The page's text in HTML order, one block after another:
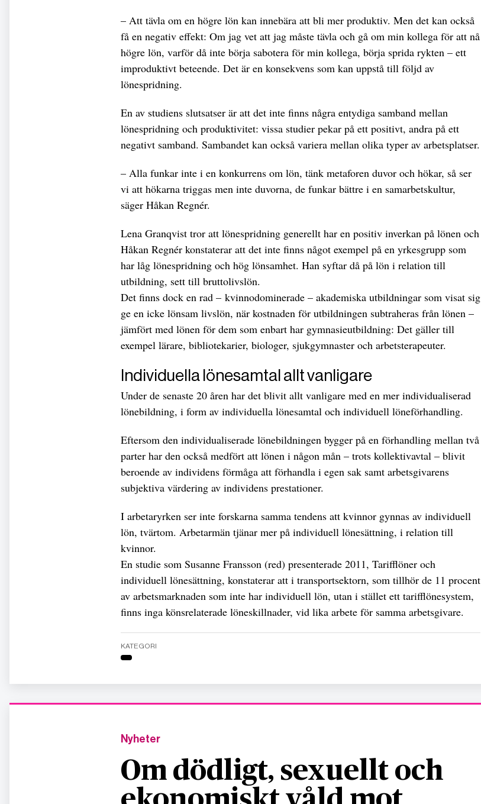
– Att tävla om en högre lön kan innebära att bli mer produktiv. Men det kan också
få en negativ effekt: Om jag vet att jag måste tävla och gå om min kollega för att nå
högre lön, varför då inte börja sabotera för min kollega, börja sprida rykten – ett
improduktivt beteende. Det är en konsekvens som kan uppstå till följd av
lönespridning.
En av studiens slutsatser är att det inte finns några entydiga samband mellan
lönespridning och produktivitet: vissa studier pekar på ett positivt, andra på ett
negativt samband. Sambandet kan också variera mellan olika typer av arbetsplatser.
– Alla funkar inte i en konkurrens om lön, tänk metaforen duvor och hökar, så ser
vi att hökarna triggas men inte duvorna, de funkar bättre i en samarbetskultur,
säger Håkan Regnér.
Lena Granqvist tror att lönespridning generellt har en positiv inverkan på lönen och
Håkan Regnér konstaterar att det inte finns något exempel på en yrkesgrupp som
har låg lönespridning och hög lönsamhet. Han syftar då på lön i relation till
utbildning, sett till bruttolivslön.
Det finns dock en rad – kvinnodominerade – akademiska utbildningar som visat sig
ge en icke lönsam livslön, när kostnaden för utbildningen subtraheras från lönen –
jämfört med lönen för dem som enbart har gymnasieutbildning: Det gäller till
exempel lärare, bibliotekarier, biologer, sjukgymnaster och arbetsterapeuter.
Individuella lönesamtal allt vanligare
Under de senaste 20 åren har det blivit allt vanligare med en mer individualiserad
lönebildning, i form av individuella lönesamtal och individuell löneförhandling.
Eftersom den individualiserade lönebildningen bygger på en förhandling mellan två
parter har den också medfört att lönen i någon mån – trots kollektivavtal – blivit
beroende av individens förmåga att förhandla i egen sak samt arbetsgivarens
subjektiva värdering av individens prestationer.
I arbetaryrken ser inte forskarna samma tendens att kvinnor gynnas av individuell
lön, tvärtom. Arbetarmän tjänar mer på individuell lönesättning, i relation till
kvinnor.
En studie som Susanne Fransson (red) presenterade 2011, Tarifflöner och
individuell lönesättning, konstaterar att i transportsektorn, som tillhör de 11 procent
av arbetsmarknaden som inte har individuell lön, utan i stället ett tarifflönesystem,
finns inga könsrelaterade löneskillnader, vid lika arbete för samma arbetsgivare.
KATEGORI
Nyheter
Om dödligt, sexuellt och